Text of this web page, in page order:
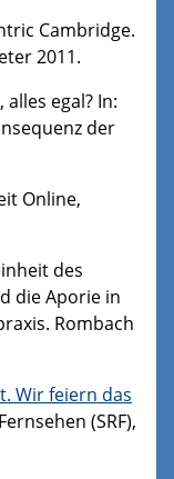
Cambridge.
2011.
egal? In:
der
Online,
des
die Aporie in
Rombach
Wir feiern das
(SRF),